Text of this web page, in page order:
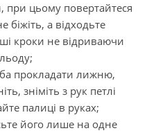
при цьому повертайтеся
біжіть, а відходьте
кроки не відриваючи
прокладати лижню,
зніміть з рук петлі
палиці в руках;
його лише на одне